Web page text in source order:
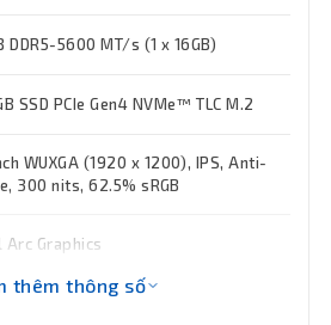
DDR5-5600 MT/s (1 x 16GB)
SSD PCIe Gen4 NVMe™ TLC M.2
WUXGA (1920 x 1200), IPS, Anti-
300 nits, 62.5% sRGB
Arc Graphics
thêm thông số